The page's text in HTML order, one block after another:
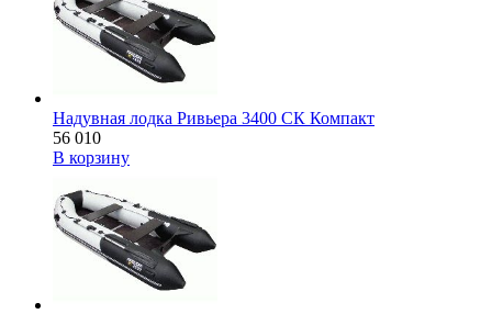
Надувная лодка Ривьера 3400 СК Компакт
56 010
В корзину